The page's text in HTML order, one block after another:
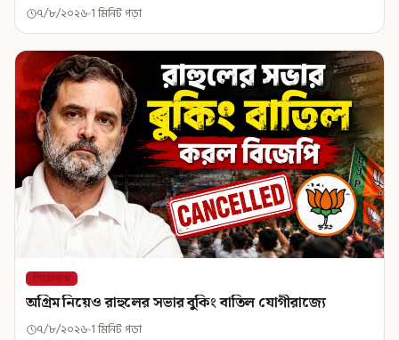
৭/৮/২০২৬ 1 মিনিট পড়া
শিরোনাম
অগ্রিম নিয়েও রাহুলের সভার বুকিং বাতিল যোগীরাজ্যে
৭/৮/২০২৬ 1 মিনিট পড়া